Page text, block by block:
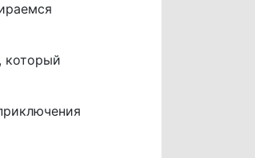
который